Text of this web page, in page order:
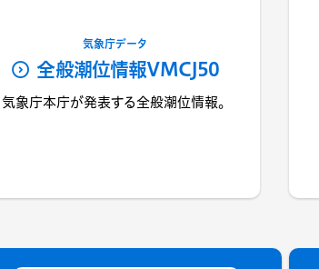
気象庁データ
全般潮位情報VMCJ50
気象庁本庁が発表する全般潮位情報。